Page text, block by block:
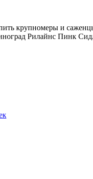
крупномеры и
Рилайнс Пинк